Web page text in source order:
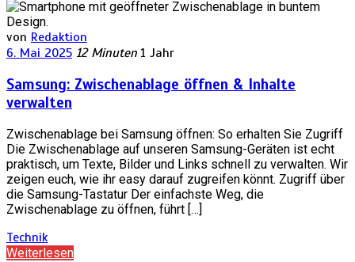
von Redaktion
6. Mai 2025 12 Minuten 1 Jahr
Samsung: Zwischenablage öffnen & Inhalte
verwalten
Zwischenablage bei Samsung öffnen: So erhalten Sie Zugriff
Die Zwischenablage auf unseren Samsung-Geräten ist echt
praktisch, um Texte, Bilder und Links schnell zu verwalten. Wir
zeigen euch, wie ihr easy darauf zugreifen könnt. Zugriff über
die Samsung-Tastatur Der einfachste Weg, die
Zwischenablage zu öffnen, führt […]
Technik
Weiterlesen